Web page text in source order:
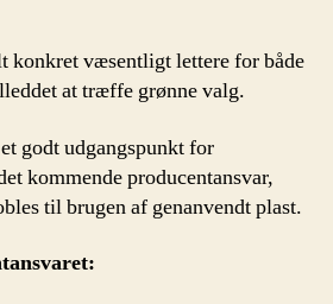
konkret væsentligt lettere for både
at træffe grønne valg.
godt udgangspunkt for
kommende producentansvar,
til brugen af genanvendt plast.